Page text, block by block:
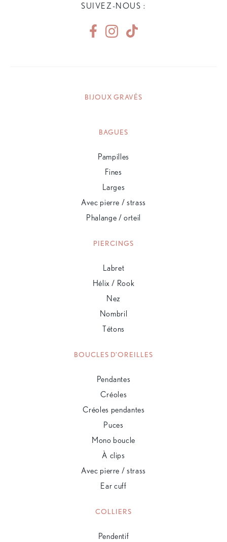
SUIVEZ-NOUS :
BIJOUX GRAVÉS
BAGUES
Pampilles
Fines
Larges
Avec pierre / strass
Phalange / orteil
PIERCINGS
Labret
Hélix / Rook
Nez
Nombril
Tétons
BOUCLES D'OREILLES
Pendantes
Créoles
Créoles pendantes
Puces
Mono boucle
À clips
Avec pierre / strass
Ear cuff
COLLIERS
Pendentif